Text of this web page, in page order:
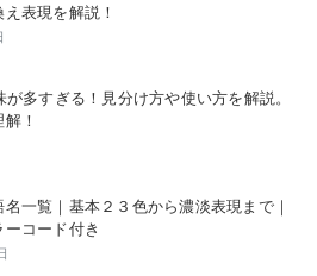
表現を解説！
が多すぎる！見分け方や使い方を解説。
！
名一覧｜基本２３色から濃淡表現まで｜
コード付き